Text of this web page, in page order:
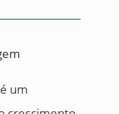
um